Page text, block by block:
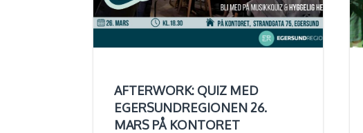
AFTERWORK: QUIZ MED
EGERSUNDREGIONEN 26.
MARS PÅ KONTORET